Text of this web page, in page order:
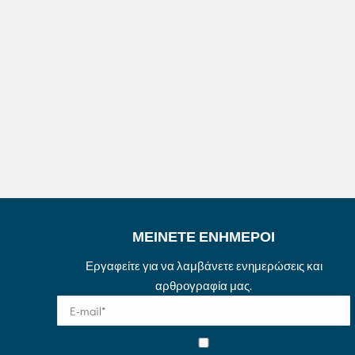
ΜΕΙΝΕΤΕ ΕΝΗΜΕΡΟΙ
Εργαφείτε για να λαμβάνετε ενημερώσεις και
αρθρογραφία μας.